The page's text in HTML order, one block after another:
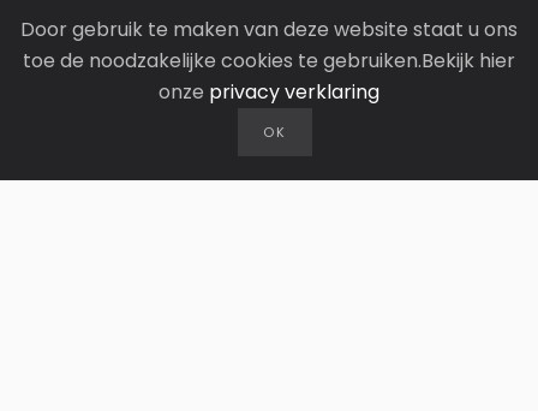
Mocht u ontevreden zijn over hoe wij met uw
gegevens omgaan, dan kunt u een klacht indienen bij
de Autoriteit Persoonsgegevens via
www.autoriteitpersoonsgegevens.nl.
Datum laatste wijziging: 20-03-2025
Door gebruik te maken van deze website staat u ons
toe de noodzakelijke cookies te gebruiken.Bekijk hier
onze privacy verklaring
OK